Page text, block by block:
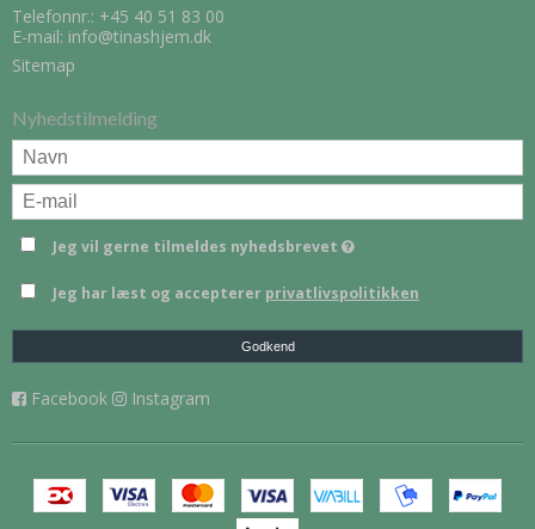
Telefonnr.: +45 40 51 83 00
E-mail: info@tinashjem.dk
Sitemap
Nyhedstilmelding
Jeg vil gerne tilmeldes nyhedsbrevet
Jeg har læst og accepterer privatlivspolitikken
Godkend
Facebook Instagram